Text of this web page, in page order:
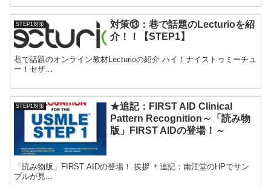
STEP1対策
対策⑬：巷で話題のLecturioを紹
介！！【STEP1】
巷で話題のオンライン教材Lecturioの紹介 ハイ！ナイストゥミーチュ
ー！セザ...
STEP1対策
★追記：FIRST AID Clinical
Pattern Recognition～「読み物
版」FIRST AIDの登場！～
「読み物版」FIRST AIDの登場！ 挨拶 ＊追記：南江堂のHPでサン
プルが見...